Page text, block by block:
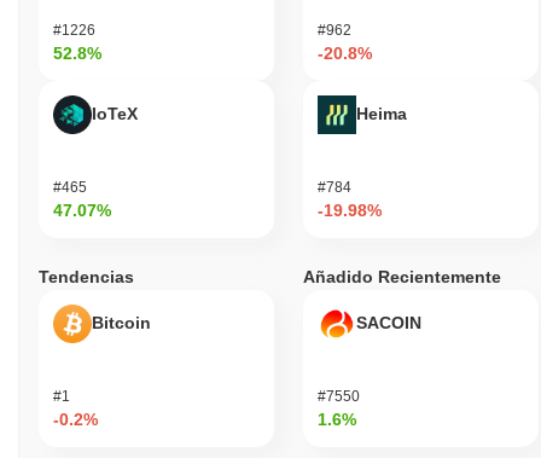
#1226
52.8%
IoTeX
#465
47.07%
#962
-20.8%
Heima
#784
-19.98%
Tendencias
Bitcoin
#1
-0.2%
Añadido Recientemente
SACOIN
#7550
1.6%